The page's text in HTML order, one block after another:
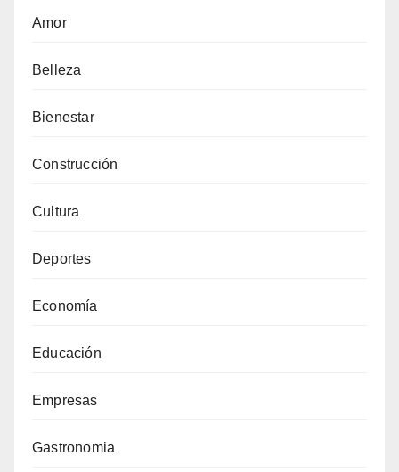
Amor
Belleza
Bienestar
Construcción
Cultura
Deportes
Economía
Educación
Empresas
Gastronomia